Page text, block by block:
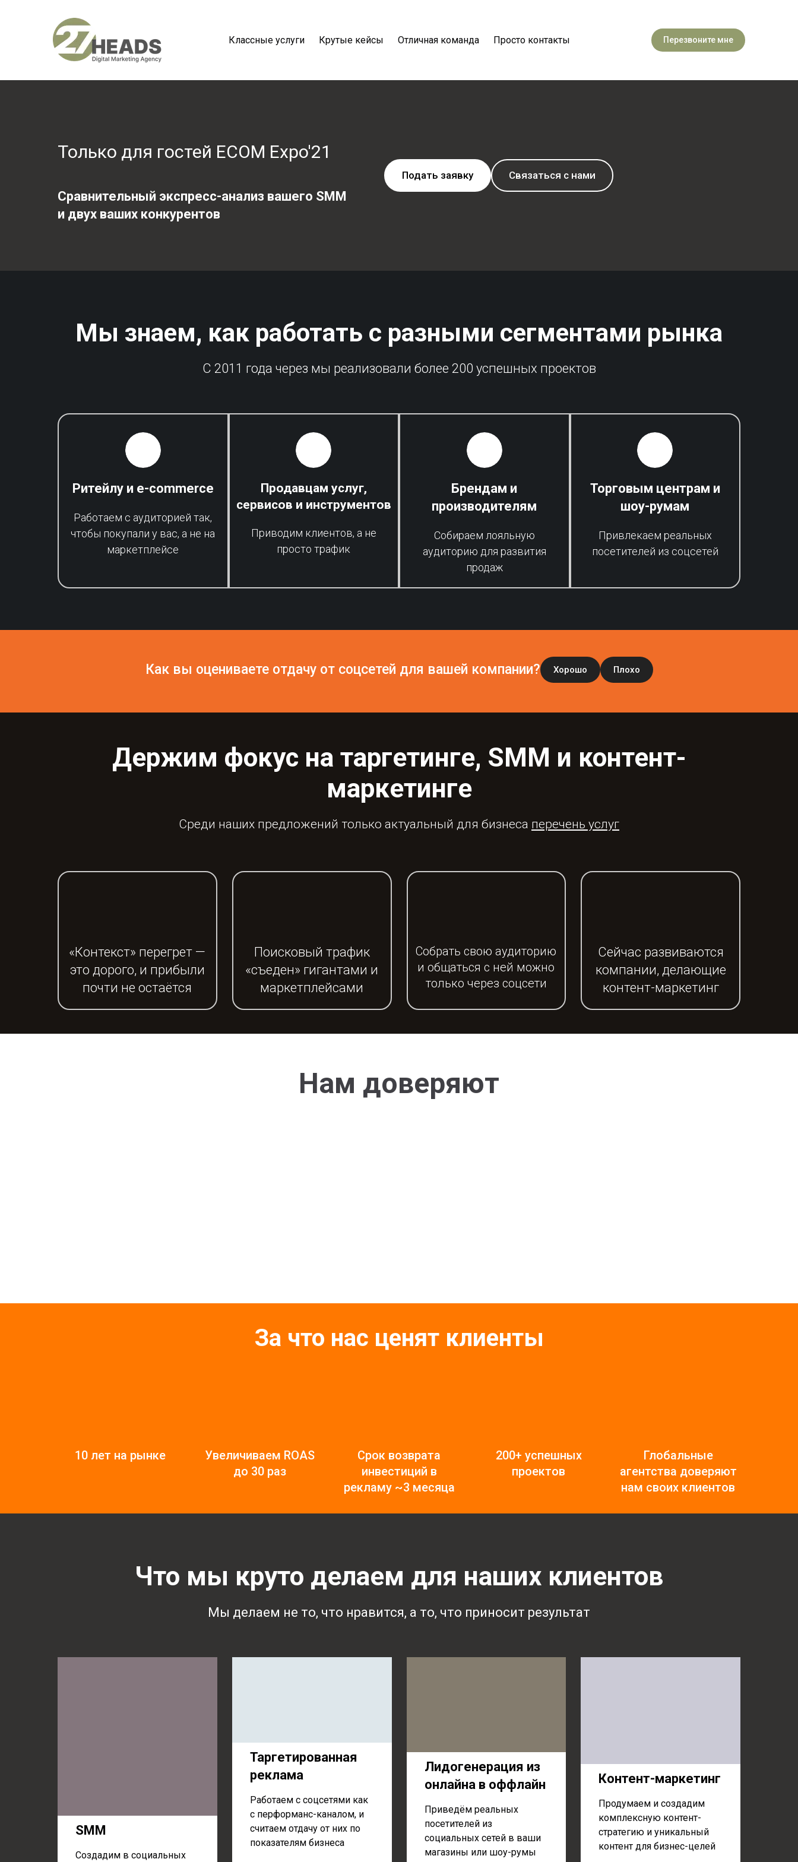
Классные услуги Крутые кейсы Отличная команда Просто контакты Перезвоните мне
Только для гостей ECOM Expo'21
Сравнительный экспресс-анализ вашего SMM
и двух ваших конкурентов
Подать заявку Связаться с нами
Мы знаем, как работать с разными сегментами рынка
С 2011 года через мы реализовали более 200 успешных проектов
Ритейлу и e-commerce
Работаем с аудиторией так,
чтобы покупали у вас, а не на
маркетплейсе
Продавцам услуг,
сервисов и инструментов
Приводим клиентов, а не
просто трафик
Брендам и
производителям
Собираем лояльную
аудиторию для развития
продаж
Торговым центрам и
шоу-румам
Привлекаем реальных
посетителей из соцсетей
Хорошо Плохо
Как вы оцениваете отдачу от соцсетей для вашей компании?
Держим фокус на таргетинге, SMM и контент-
маркетинге
Среди наших предложений только актуальный для бизнеса перечень услуг
«Контекст» перегрет —
это дорого, и прибыли
почти не остаётся
Поисковый трафик
«съеден» гигантами и
маркетплейсами
Собрать свою аудиторию
и общаться с ней можно
только через соцсети
Сейчас развиваются
компании, делающие
контент-маркетинг
Нам доверяют
За что нас ценят клиенты
10 лет на рынке
Увеличиваем ROAS
до 30 раз
Срок возврата
инвестиций в
рекламу ~3 месяца
200+ успешных
проектов
Глобальные
агентства доверяют
нам своих клиентов
Что мы круто делаем для наших клиентов
Мы делаем не то, что нравится, а то, что приносит результат
SMM
Создадим в социальных
Таргетированная
реклама
Работаем с соцсетями как
с перформанс-каналом, и
считаем отдачу от них по
показателям бизнеса
Лидогенерация из
онлайна в оффлайн
Приведём реальных
посетителей из
социальных сетей в ваши
магазины или шоу-румы
Контент-маркетинг
Продумаем и создадим
комплексную контент-
стратегию и уникальный
контент для бизнес-целей